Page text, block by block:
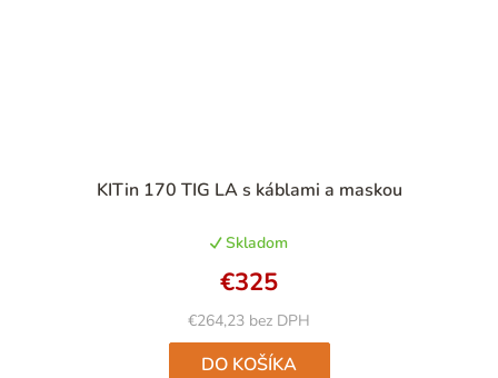
KITin 170 TIG LA s káblami a maskou
hodnotenie
je
4,6
z
5
hviezdičiek.
Skladom
€264,23 bez DPH
€325
DO KOŠÍKA